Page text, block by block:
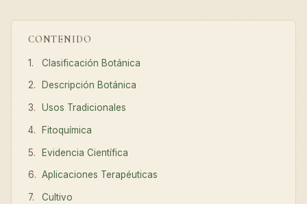
CONTENIDO
Clasificación Botánica
Descripción Botánica
Usos Tradicionales
Fitoquímica
Evidencia Científica
Aplicaciones Terapéuticas
Cultivo